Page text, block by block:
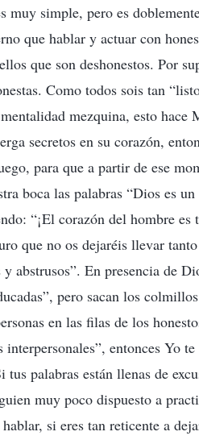
muy simple, pero es
que hablar y actuar con
que son deshonestos. Por
Como todos sois tan
mezquina, esto
secretos en su corazón,
para que a partir de ese
boca las palabras “Dios es
“¡El corazón del hombre
que no os dejaréis llevar
abstrusos”. En presencia de
pero sacan los
en las filas de los
entonces Yo
palabras están llenas de
muy poco dispuesto a
si eres tan reticente a